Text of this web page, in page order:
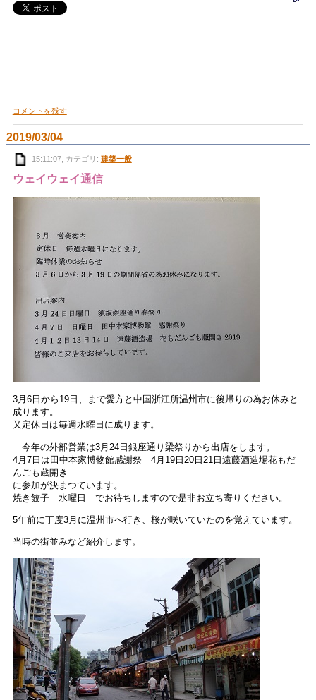
コメントを残す
2019/03/04
15:11:07, カテゴリ: 建築一般
ウェイウェイ通信
3月6日から19日、まで愛方と中国浙江所温州市に後帰りの為お休みと
成ります。
又定休日は毎週水曜日に成ります。
今年の外部営業は3月24日銀座通り梁祭りから出店をします。
4月7日は田中本家博物館感謝祭 4月19日20日21日遠藤酒造場花もだ
んごも蔵開き
に参加が決まつています。
焼き餃子 水曜日 でお待ちしますので是非お立ち寄りください。
5年前に丁度3月に温州市へ行き、桜が咲いていたのを覚えています。
当時の街並みなど紹介します。